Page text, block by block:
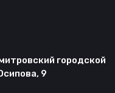
городской
9